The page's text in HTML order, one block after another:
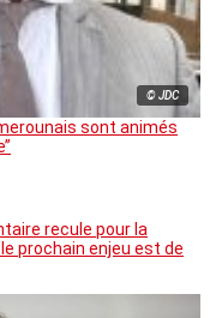
© JDC
sont animés
recule pour la
prochain enjeu est de